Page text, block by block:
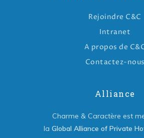
Rejoindre C&C
Intranet
A propos de
Contactez-nous
Alliance
Charme & Caractère est
la Global Alliance of Private